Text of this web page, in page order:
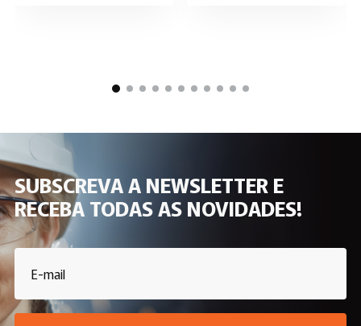
SUBSCREVA A NEWSLETTER E
RECEBA TODAS AS NOVIDADES!